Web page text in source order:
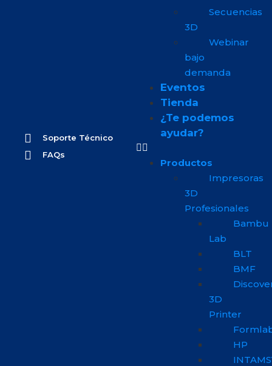
Soporte Técnico
FAQs
Secuencias
3D
Webinar
bajo
demanda
Eventos
Tienda
¿Te podemos
ayudar?
Productos
Impresoras
3D
Profesionales
Bambu
Lab
BLT
BMF
3D
Printer
HP